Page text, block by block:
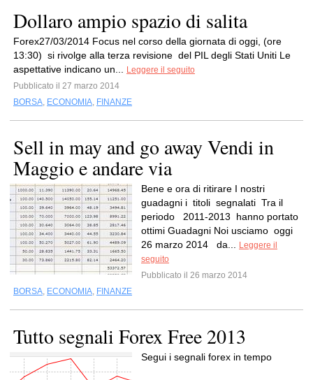
Dollaro ampio spazio di salita
Forex27/03/2014 Focus nel corso della giornata di oggi, (ore
13:30) si rivolge alla terza revisione del PIL degli Stati Uniti Le
aspettative indicano un...
Leggere il seguito
Pubblicato il 27 marzo 2014
BORSA, ECONOMIA, FINANZE
Sell in may and go away Vendi in
Maggio e andare via
Bene e ora di ritirare I nostri
guadagni i titoli segnalati Tra il
periodo 2011-2013 hanno portato
ottimi Guadagni Noi usciamo oggi
26 marzo 2014 da...
Leggere il
seguito
Pubblicato il 26 marzo 2014
BORSA, ECONOMIA, FINANZE
Tutto segnali Forex Free 2013
Segui i segnali forex in tempo